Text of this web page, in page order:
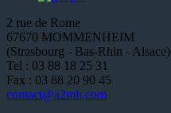
2 rue de Rome
67670 MOMMENHEIM
(Strasbourg - Bas-Rhin - Alsace)
Tel : 03 88 18 25 31
Fax : 03 88 20 90 45
contact@a2mh.com